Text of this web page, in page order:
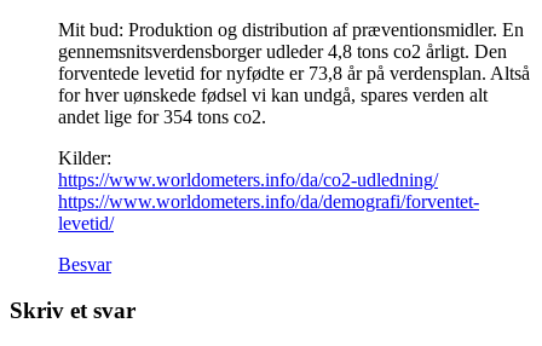
Mit bud: Produktion og distribution af præventionsmidler. En
gennemsnitsverdensborger udleder 4,8 tons co2 årligt. Den
forventede levetid for nyfødte er 73,8 år på verdensplan. Altså
for hver uønskede fødsel vi kan undgå, spares verden alt
andet lige for 354 tons co2.
Kilder:
https://www.worldometers.info/da/co2-udledning/
https://www.worldometers.info/da/demografi/forventet-
levetid/
Besvar
Skriv et svar